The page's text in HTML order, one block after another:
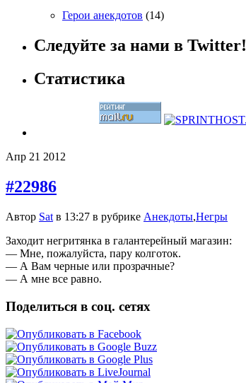
Герои анекдотов (14)
Следуйте за нами в Twitter!
Статистика
Апр 21 2012
#22986
Автор Sat в 13:27 в рубрике Анекдоты,Негры
Заходит негритянка в галантерейный магазин:
— Мне, пожалуйста, пару колготок.
— А Вам черные или прозрачные?
— А мне все равно.
Поделиться в соц. сетях